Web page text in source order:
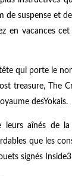
de suspense et
en vacances
qui porte le
treasure, The
desYokais.
leurs aînés de
que les
signés